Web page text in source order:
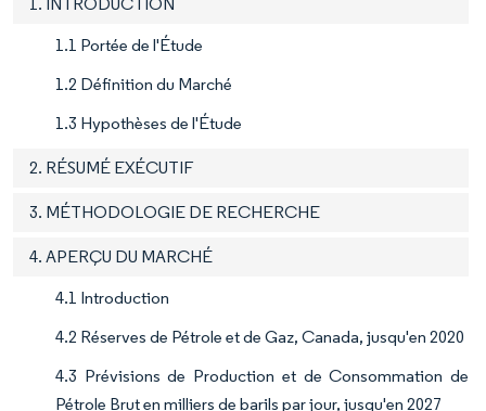
1.1 Portée de l'Étude
1.2 Définition du Marché
1.3 Hypothèses de l'Étude
2. RÉSUMÉ EXÉCUTIF
3. MÉTHODOLOGIE DE RECHERCHE
4. APERÇU DU MARCHÉ
4.1 Introduction
4.2 Réserves de Pétrole et de Gaz, Canada, jusqu'en 2020
4.3 Prévisions de Production et de Consommation de
Pétrole Brut en milliers de barils par jour, jusqu'en 2027